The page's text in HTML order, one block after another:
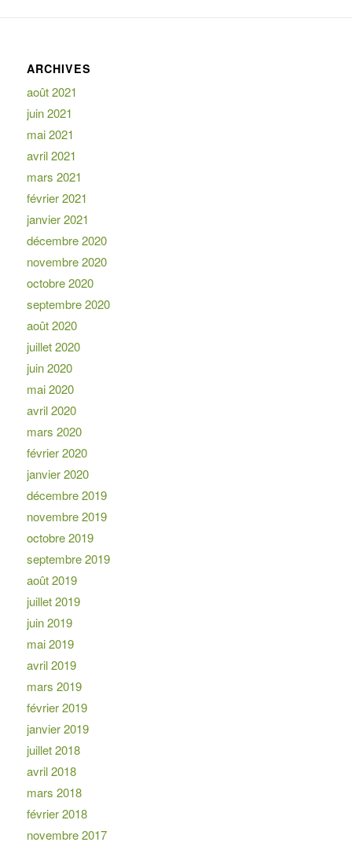
ARCHIVES
août 2021
juin 2021
mai 2021
avril 2021
mars 2021
février 2021
janvier 2021
décembre 2020
novembre 2020
octobre 2020
septembre 2020
août 2020
juillet 2020
juin 2020
mai 2020
avril 2020
mars 2020
février 2020
janvier 2020
décembre 2019
novembre 2019
octobre 2019
septembre 2019
août 2019
juillet 2019
juin 2019
mai 2019
avril 2019
mars 2019
février 2019
janvier 2019
juillet 2018
avril 2018
mars 2018
février 2018
novembre 2017